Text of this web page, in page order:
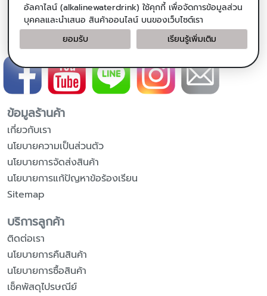
น้ำหวานดอกมะพร้าวออร์แกนิค
ข้อมูลร้านค้า
เกี่ยวกับเรา
นโยบายความเป็นส่วนตัว
นโยบายการจัดส่งสินค้า
นโยบายการแก้ปัญหาข้อร้องเรียน
Sitemap
บริการลูกค้า
ติดต่อเรา
นโยบายการคืนสินค้า
นโยบายการซื้อสินค้า
เช็คพัสดุไปรษณีย์
อัลคาไลน์ (alkalinewaterdrink) ใช้คุกกี้ เพื่อจัดการข้อมูลส่วน
บุคคลและนำเสนอ สินค้าออนไลน์ บนของเว็บไซต์เรา
ยอมรับ
เรียนรู้เพิ่มเติม